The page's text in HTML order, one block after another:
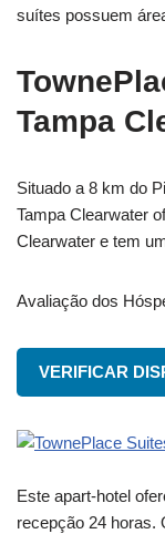
suítes possuem
Tampa
Situado a 8 km do
Tampa Clearwater
Clearwater e tem
Avaliação dos
VERIFICAR
Este apart-hotel
recepção 24 horas.